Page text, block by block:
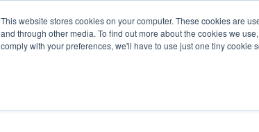
This website stores cookies on your computer. These cookies are
and through other media. To find out more about the cookies we
comply with your preferences, we'll have to use just one tiny cookie